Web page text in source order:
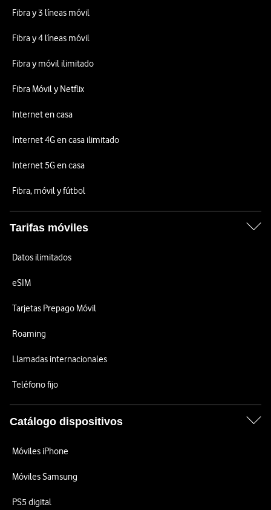
Fibra y 3 líneas móvil
Fibra y 4 líneas móvil
Fibra y móvil ilimitado
Fibra Móvil y Netflix
Internet en casa
Internet 4G en casa ilimitado
Internet 5G en casa
Fibra, móvil y fútbol
Tarifas móviles
Datos ilimitados
eSIM
Tarjetas Prepago Móvil
Roaming
Llamadas internacionales
Teléfono fijo
Catálogo dispositivos
Móviles iPhone
Móviles Samsung
PS5 digital